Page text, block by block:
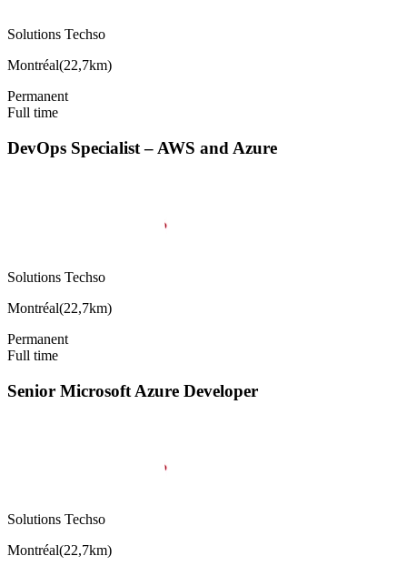
Solutions Techso
Montréal(22,7km)
Permanent
Full time
DevOps Specialist – AWS and Azure
Solutions Techso
Montréal(22,7km)
Permanent
Full time
Senior Microsoft Azure Developer
Solutions Techso
Montréal(22,7km)